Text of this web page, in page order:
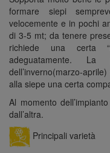
formare siepi
velocemente e in pochi
di 3-5 mt; da tenere
richiede una certa
adeguatamente.
dell’inverno(marzo-
alla siepe una certa
Al momento
dall’altra.
Principali varietà